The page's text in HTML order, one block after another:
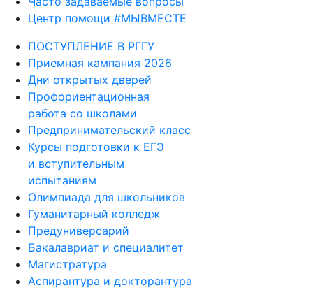
Центр помощи #МЫВМЕСТЕ
ПОСТУПЛЕНИЕ В РГГУ
Приемная кампания 2026
Дни открытых дверей
Профориентационная
работа со школами
Предпринимательский класс
Курсы подготовки к ЕГЭ
и вступительным
испытаниям
Олимпиада для школьников
Гуманитарный колледж
Предуниверсарий
Бакалавриат и специалитет
Магистратура
Аспирантура и докторантура